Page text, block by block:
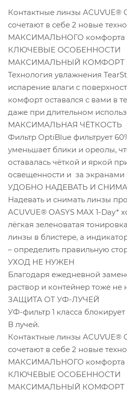
Контактные линзы ACUVUE®
сочетают в себе 2 новые
МАКСИМАЛЬНОГО комфорта и
КЛЮЧЕВЫЕ ОСОБЕННОСТИ
МАКСИМАЛЬНЫЙ КОМФОРТ
Технология увлажнения
испарение влаги с
комфорт оставался с вами в
даже при длительном
МАКСИМАЛЬНАЯ ЧЁТКОСТЬ
Фильтр OptiBlue фильтрует
уменьшает блики и ореолы,
оставалась чёткой и яркой
освещенности и за экранами
УДОБНО НАДЕВАТЬ И
Надевать и снимать линзы
ACUVUE® OASYS MAX 1-
лёгкая зеленоватая
линзы в блистере, а
– определить правильную
УХОД НЕ НУЖЕН
Благодаря ежедневной
раствор и контейнер тоже не
ЗАЩИТА ОТ УФ-ЛУЧЕЙ
УФ-фильтр 1 класса
В лучей.
Контактные линзы ACUVUE®
сочетают в себе 2 новые
МАКСИМАЛЬНОГО комфорта и
КЛЮЧЕВЫЕ ОСОБЕННОСТИ
МАКСИМАЛЬНЫЙ КОМФОРТ